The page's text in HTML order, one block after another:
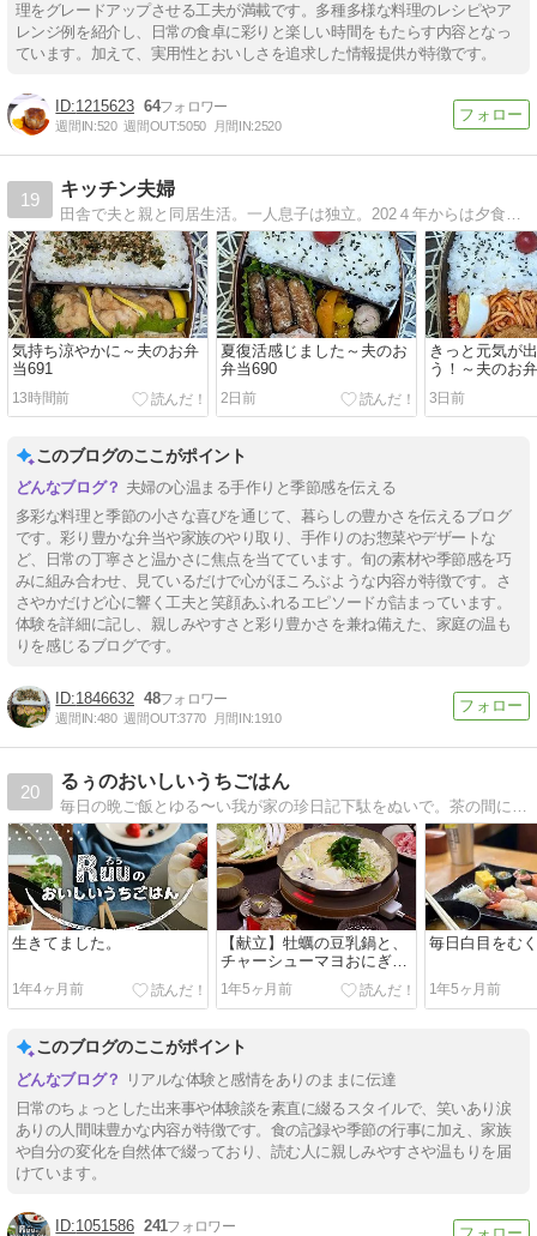
理をグレードアップさせる工夫が満載です。多種多様な料理のレシピやア
レンジ例を紹介し、日常の食卓に彩りと楽しい時間をもたらす内容となっ
ています。加えて、実用性とおいしさを追求した情報提供が特徴です。
1215623 64
週間IN:520 週間OUT:5050 月間IN:2520
19
キッチン夫婦
田舎で夫と親と同居生活。一人息子は独立。202４年からは夕食よりも夫に作ったお弁当や夫が作った朝食が主になりました。
気持ち涼やかに～夫のお弁
当691
13時間前
夏復活感じました～夫のお
弁当690
2日前
きっと元気が
う！～夫のお
3日前
このブログのここがポイント
夫婦の心温まる手作りと季節感を伝える
多彩な料理と季節の小さな喜びを通じて、暮らしの豊かさを伝えるブログ
です。彩り豊かな弁当や家族のやり取り、手作りのお惣菜やデザートな
ど、日常の丁寧さと温かさに焦点を当てています。旬の素材や季節感を巧
みに組み合わせ、見ているだけで心がほころぶような内容が特徴です。さ
さやかだけど心に響く工夫と笑顔あふれるエピソードが詰まっています。
体験を詳細に記し、親しみやすさと彩り豊かさを兼ね備えた、家庭の温も
りを感じるブログです。
1846632 48
週間IN:480 週間OUT:3770 月間IN:1910
20
るぅのおいしいうちごはん
生きてました。
1年4ヶ月前
【献立】牡蠣の豆乳鍋と、
チャーシューマヨおにぎり
と、豆もやしのナムルな
ど。～みんなの機嫌が悪い
年度末～
1年5ヶ月前
毎日白目をむ
1年5ヶ月前
このブログのここがポイント
リアルな体験と感情をありのままに伝達
日常のちょっとした出来事や体験談を素直に綴るスタイルで、笑いあり涙
ありの人間味豊かな内容が特徴です。食の記録や季節の行事に加え、家族
や自分の変化を自然体で綴っており、読む人に親しみやすさや温もりを届
けています。
1051586 241